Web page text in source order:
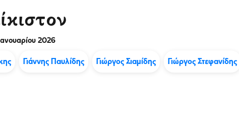
2026
Γιάννης Παυλίδης Γιώργος Σιαμίδης Γιώργος Στεφανίδης